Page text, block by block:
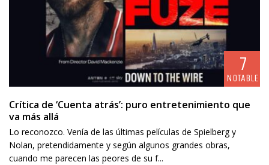
7
NOTABLE
Crítica de ‘Cuenta atrás’: puro entretenimiento que
va más allá
Lo reconozco. Venía de las últimas películas de Spielberg y
Nolan, pretendidamente y según algunos grandes obras,
cuando me parecen las peores de su f...